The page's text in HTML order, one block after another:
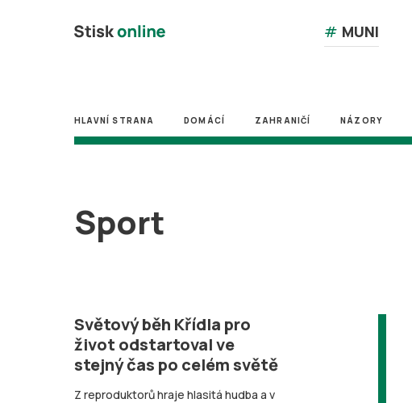
# MUNI
HLAVNÍ STRANA DOMÁCÍ ZAHRANIČÍ NÁZORY
Sport
Světový běh Křídla pro
život odstartoval ve
stejný čas po celém světě
Z reproduktorů hraje hlasitá hudba a v